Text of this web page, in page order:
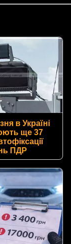
в Україні
ще 37
ПДР